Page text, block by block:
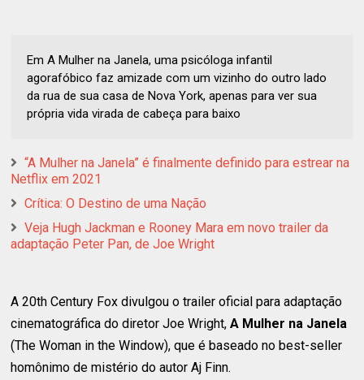
Em A Mulher na Janela, uma psicóloga infantil
agorafóbico faz amizade com um vizinho do outro lado
da rua de sua casa de Nova York, apenas para ver sua
própria vida virada de cabeça para baixo
“A Mulher na Janela” é finalmente definido para estrear na
Netflix em 2021
Crítica: O Destino de uma Nação
Veja Hugh Jackman e Rooney Mara em novo trailer da
adaptação Peter Pan, de Joe Wright
A 20th Century Fox divulgou o trailer oficial para adaptação
cinematográfica do diretor Joe Wright,A Mulher na Janela
(The Woman in the Window), que é baseado no best-seller
homônimo de mistério do autor Aj Finn.